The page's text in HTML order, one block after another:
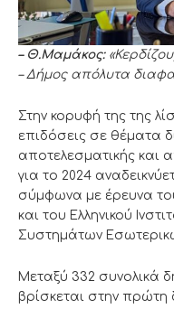
– Θ.Μαμάκος:
– Δήμος απόλυτα
Στην κορυφή της της
επιδόσεις σε θέματα
αποτελεσματικής και
για το 2024
σύμφωνα με έρευνα
και του Ελληνικού
Συστημάτων
Μεταξύ 332 συνολικά
βρίσκεται στην πρώτη